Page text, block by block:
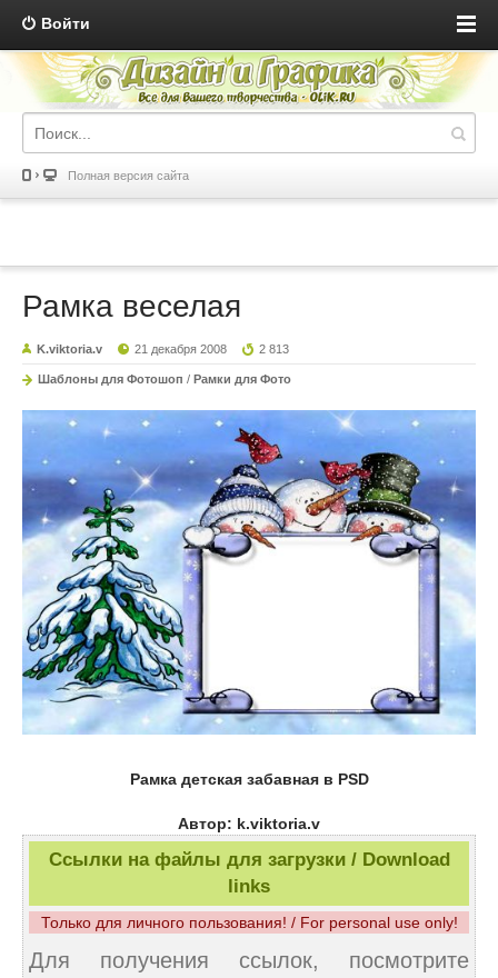
Войти
Полная версия сайта
Рамка веселая
K.viktoria.v 21 декабря 2008 2 813
Шаблоны для Фотошоп / Рамки для Фото
Рамка детская забавная в PSD
Автор: k.viktoria.v
Ссылки на файлы для загрузки / Download
links
Только для личного пользования! / For personal use only!
Для получения ссылок, посмотрите